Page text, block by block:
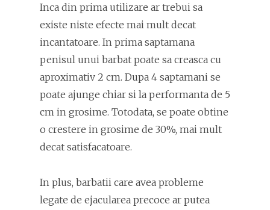
Inca din prima utilizare ar trebui sa
existe niste efecte mai mult decat
incantatoare. In prima saptamana
penisul unui barbat poate sa creasca cu
aproximativ 2 cm. Dupa 4 saptamani se
poate ajunge chiar si la performanta de 5
cm in grosime. Totodata, se poate obtine
o crestere in grosime de 30%, mai mult
decat satisfacatoare.
In plus, barbatii care avea probleme
legate de ejacularea precoce ar putea